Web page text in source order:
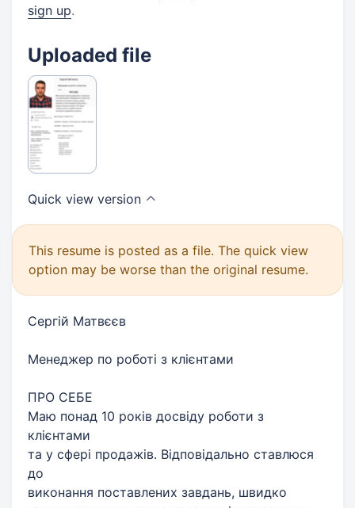
sign up.
Uploaded file
Quick view version
This resume is posted as a file. The quick view
option may be worse than the original resume.
Сергій Матвєєв
Менеджер по роботі з клієнтами
ПРО СЕБЕ
Маю понад 10 років досвіду роботи з
клієнтами
та у сфері продажів. Відповідально ставлюся
до
виконання поставлених завдань, швидко